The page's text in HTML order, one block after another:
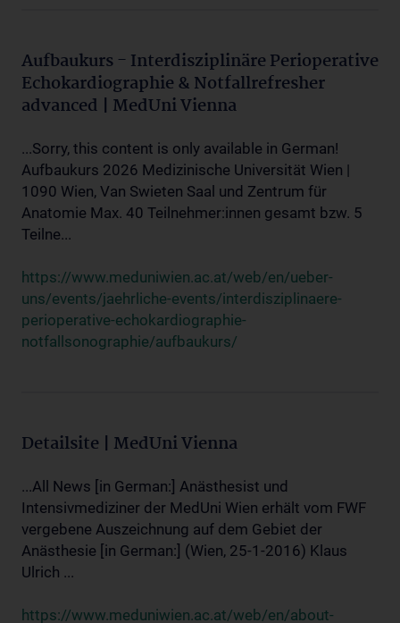
Aufbaukurs - Interdisziplinäre Perioperative
Echokardiographie & Notfallrefresher
advanced | MedUni Vienna
...Sorry, this content is only available in German!
Aufbaukurs 2026 Medizinische Universität Wien |
1090 Wien, Van Swieten Saal und Zentrum für
Anatomie Max. 40 Teilnehmer:innen gesamt bzw. 5
Teilne...
https://www.meduniwien.ac.at/web/en/ueber-
uns/events/jaehrliche-events/interdisziplinaere-
perioperative-echokardiographie-
notfallsonographie/aufbaukurs/
Detailsite | MedUni Vienna
...All News [in German:] Anästhesist und
Intensivmediziner der MedUni Wien erhält vom FWF
vergebene Auszeichnung auf dem Gebiet der
Anästhesie [in German:] (Wien, 25-1-2016) Klaus
Ulrich ...
https://www.meduniwien.ac.at/web/en/about-